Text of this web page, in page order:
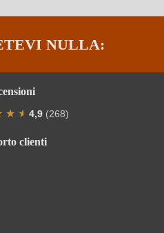
NULLA:
clienti
★ ★
★ 4,9 (268)